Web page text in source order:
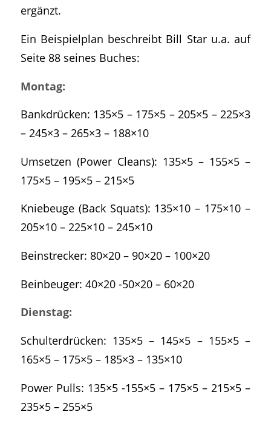
ergänzt.
Ein Beispielplan beschreibt Bill Star u.a. auf
Seite 88 seines Buches:
Montag:
Bankdrücken: 135×5 – 175×5 – 205×5 – 225×3
– 245×3 – 265×3 – 188×10
Umsetzen (Power Cleans): 135×5 – 155×5 –
175×5 – 195×5 – 215×5
Kniebeuge (Back Squats): 135×10 – 175×10 –
205×10 – 225×10 – 245×10
Beinstrecker: 80×20 – 90×20 – 100×20
Beinbeuger: 40×20 -50×20 – 60×20
Dienstag:
Schulterdrücken: 135×5 – 145×5 – 155×5 –
165×5 – 175×5 – 185×3 – 135×10
Power Pulls: 135×5 -155×5 – 175×5 – 215×5 –
235×5 – 255×5